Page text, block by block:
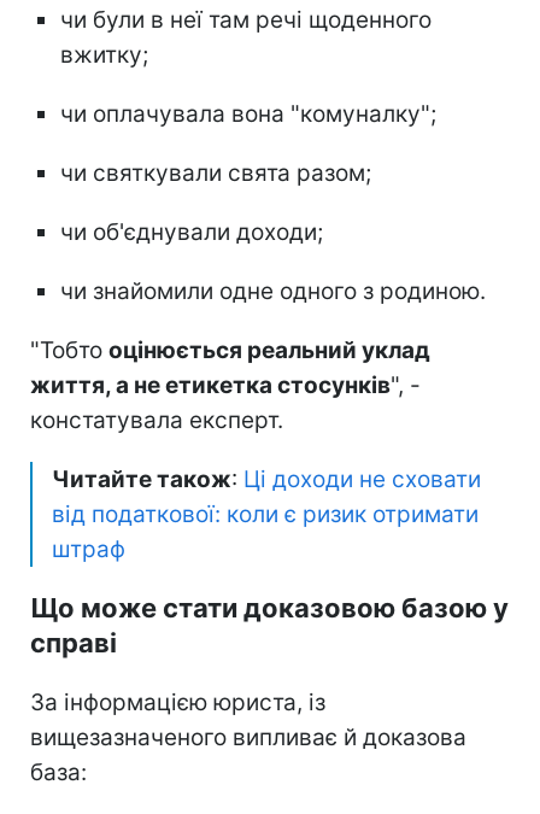
чи були в неї там речі щоденного
вжитку;
чи оплачувала вона "комуналку";
чи святкували свята разом;
чи об'єднували доходи;
чи знайомили одне одного з родиною.
"Тобто оцінюється реальний уклад
життя, а не етикетка стосунків", -
констатувала експерт.
Читайте також: Ці доходи не сховати
від податкової: коли є ризик отримати
штраф
Що може стати доказовою базою у
справі
За інформацією юриста, із
вищезазначеного випливає й доказова
база: